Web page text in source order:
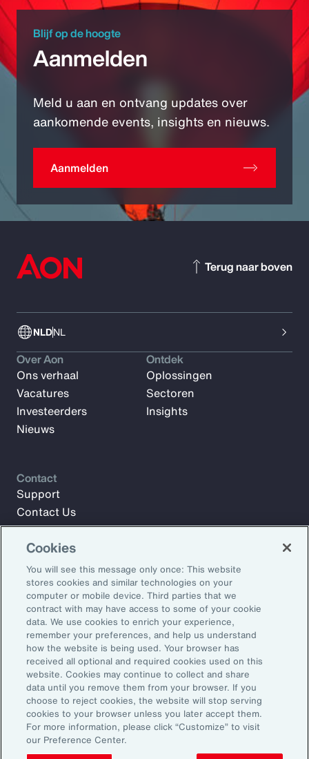
Blijf op de hoogte
Aanmelden
Meld u aan en ontvang updates over
aankomende events, insights en nieuws.
Aanmelden
NLDNL
Terug naar boven
artikelen, rapporten en updates van ons team van experts.
E-mailadres:
Aanmelden
Over Aon
Ons verhaal
Vacatures
Investeerders
Nieuws
Ontdek
Oplossingen
Sectoren
Insights
Contact
Support
Contact Us
©2026 Aon plc. Alle rechten voorbehouden.
SitemapPrivacy StatementAlgemene voorwaarden
E-mailvoorkeurenDienstenwijzer
Transparantie over beloningenKlachtenprocedure
Klokkenluidersregeling Herken phishing
Cookies
You will see this message only once: This website
stores cookies and similar technologies on your
computer or mobile device. Third parties that we
contract with may have access to some of your cookie
data. We use cookies to enrich your experience,
remember your preferences, and help us understand
how the website is being used. Your browser has
received all optional and required cookies used on this
website. Cookies may continue to collect and share
data until you remove them from your browser. If you
choose to reject cookies, the website will stop serving
cookies to your browser unless you later accept them.
For more information, please click “Customize” to visit
our Preference Center.